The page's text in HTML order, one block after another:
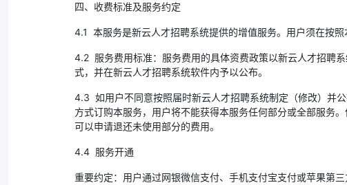
四、收费标准及服务约定
4.1 本服务是新云人才招聘系统提供的增值服务。用户须在按
4.2 服务费用标准：服务费用的具体资费政策以新云人才招聘
式，并在新云人才招聘系统软件内予以公布。
4.3 如用户不同意按照届时新云人才招聘系统制定（修改）并
方式订购本服务，用户将不能获得本服务任何部分或全部服务
可以申请退还未使用部分的费用。
4.4 服务开通
重要约定：用户通过网银微信支付、手机支付宝支付或苹果第